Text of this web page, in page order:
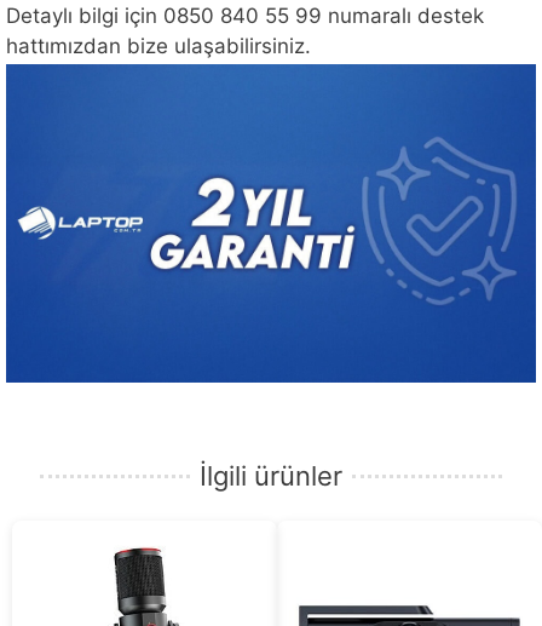
Detaylı bilgi için 0850 840 55 99 numaralı destek
hattımızdan bize ulaşabilirsiniz.
İlgili ürünler